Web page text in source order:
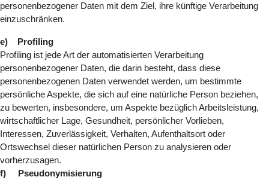
personenbezogener Daten mit dem Ziel, ihre künftige Verarbeitung
einzuschränken.
e) Profiling
Profiling ist jede Art der automatisierten Verarbeitung
personenbezogener Daten, die darin besteht, dass diese
personenbezogenen Daten verwendet werden, um bestimmte
persönliche Aspekte, die sich auf eine natürliche Person beziehen,
zu bewerten, insbesondere, um Aspekte bezüglich Arbeitsleistung,
wirtschaftlicher Lage, Gesundheit, persönlicher Vorlieben,
Interessen, Zuverlässigkeit, Verhalten, Aufenthaltsort oder
Ortswechsel dieser natürlichen Person zu analysieren oder
vorherzusagen.
f) Pseudonymisierung